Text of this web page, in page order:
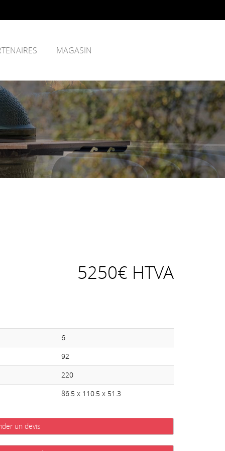
MAGASIN
5250€ HTVA
6
92
220
86.5 x 110.5 x 51.3
un devis